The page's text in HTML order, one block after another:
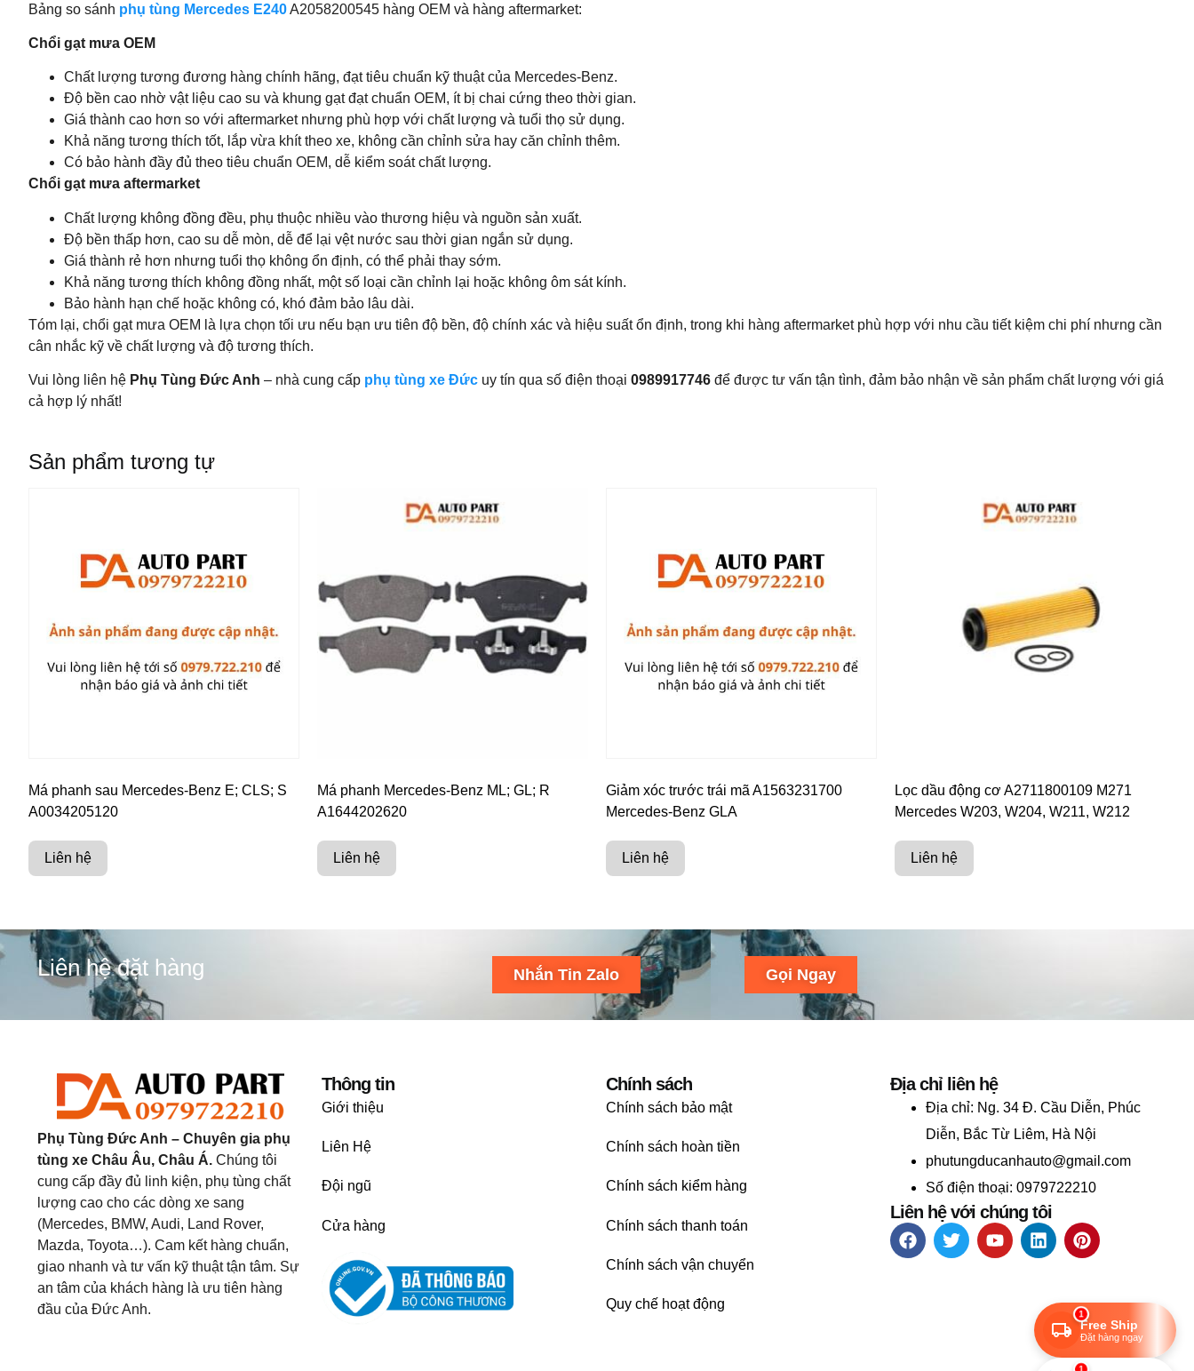
Bảng so sánh phụ tùng Mercedes E240A2058200545 hàng OEM và hàng aftermarket:
Chổi gạt mưa OEM
Chất lượng tương đương hàng chính hãng, đạt tiêu chuẩn kỹ thuật của Mercedes-Benz.
Độ bền cao nhờ vật liệu cao su và khung gạt đạt chuẩn OEM, ít bị chai cứng theo thời gian.
Giá thành cao hơn so với aftermarket nhưng phù hợp với chất lượng và tuổi thọ sử dụng.
Khả năng tương thích tốt, lắp vừa khít theo xe, không cần chỉnh sửa hay căn chỉnh thêm.
Có bảo hành đầy đủ theo tiêu chuẩn OEM, dễ kiểm soát chất lượng.
Chổi gạt mưa aftermarket
Chất lượng không đồng đều, phụ thuộc nhiều vào thương hiệu và nguồn sản xuất.
Độ bền thấp hơn, cao su dễ mòn, dễ để lại vệt nước sau thời gian ngắn sử dụng.
Giá thành rẻ hơn nhưng tuổi thọ không ổn định, có thể phải thay sớm.
Khả năng tương thích không đồng nhất, một số loại cần chỉnh lại hoặc không ôm sát kính.
Bảo hành hạn chế hoặc không có, khó đảm bảo lâu dài.
Tóm lại, chổi gạt mưa OEM là lựa chọn tối ưu nếu bạn ưu tiên độ bền, độ chính xác và hiệu suất ổn định, trong khi hàng aftermarket phù hợp với nhu cầu tiết kiệm chi phí nhưng cần
cân nhắc kỹ về chất lượng và độ tương thích.
Vui lòng liên hệ Phụ Tùng Đức Anh – nhà cung cấp phụ tùng xe Đức uy tín qua số điện thoại 0989917746 để được tư vấn tận tình, đảm bảo nhận về sản phẩm chất lượng với giá
cả hợp lý nhất!
Sản phẩm tương tự
Má phanh sau Mercedes-Benz E; CLS; S
A0034205120
Liên hệ
Má phanh Mercedes-Benz ML; GL; R
A1644202620
Liên hệ
Giảm xóc trước trái mã A1563231700
Mercedes-Benz GLA
Liên hệ
Lọc dầu động cơ A2711800109 M271
Mercedes W203, W204, W211, W212
Liên hệ
Liên hệ đặt hàng Nhắn Tin Zalo Gọi Ngay
Phụ Tùng Đức Anh – Chuyên gia phụ
tùng xe Châu Âu, Châu Á. Chúng tôi
cung cấp đầy đủ linh kiện, phụ tùng chất
lượng cao cho các dòng xe sang
(Mercedes, BMW, Audi, Land Rover,
Mazda, Toyota…). Cam kết hàng chuẩn,
giao nhanh và tư vấn kỹ thuật tận tâm. Sự
an tâm của khách hàng là ưu tiên hàng
đầu của Đức Anh.
Thông tin
Giới thiệu
Liên Hệ
Đội ngũ
Cửa hàng
Chính sách
Chính sách bảo mật
Chính sách hoàn tiền
Chính sách kiểm hàng
Chính sách thanh toán
Chính sách vận chuyển
Quy chế hoạt động
Địa chỉ liên hệ
Địa chỉ: Ng. 34 Đ. Cầu Diễn, Phúc
Diễn, Bắc Từ Liêm, Hà Nội
phutungducanhauto@gmail.com
Số điện thoại: 0979722210
Liên hệ với chúng tôi
1
Free Ship
Đặt hàng ngay
1